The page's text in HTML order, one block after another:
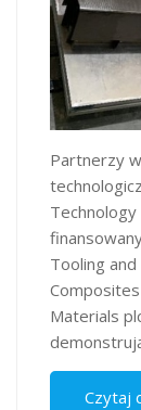
Partnerzy
Tooling and
Materials
Czytaj